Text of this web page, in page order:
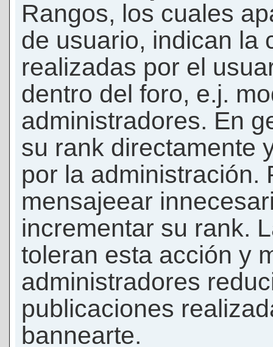
Rangos, los cuales
de usuario, indican la
realizadas por el
dentro del foro, e.j.
administradores. En
su rank directamente
por la administración.
mensajeear
incrementar su rank.
toleran esta acción y
administradores
publicaciones
bannearte.